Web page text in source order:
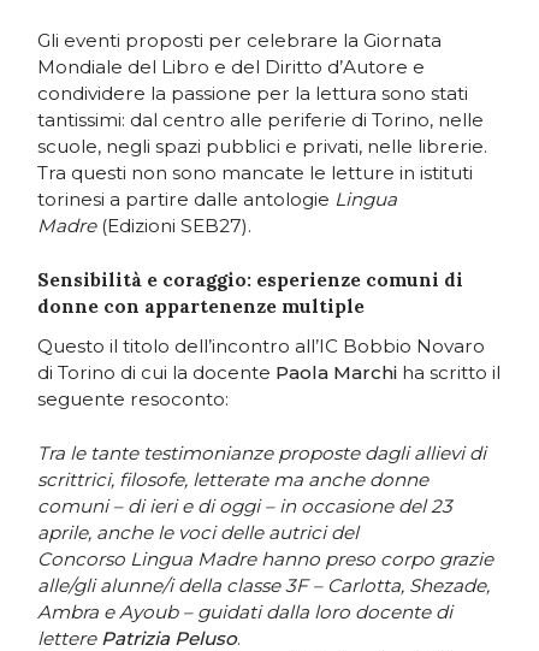
Gli eventi proposti per celebrare la Giornata
Mondiale del Libro e del Diritto d’Autore e
condividere la passione per la lettura sono stati
tantissimi: dal centro alle periferie di Torino, nelle
scuole, negli spazi pubblici e privati, nelle librerie.
Tra questi non sono mancate le letture in istituti
torinesi a partire dalle antologie Lingua
Madre(Edizioni SEB27).
Sensibilità e coraggio: esperienze comuni di
donne con appartenenze multiple
Questo il titolo dell’incontro all’IC Bobbio Novaro
di Torino di cui la docente Paola Marchi ha scritto il
seguente resoconto:
Tra le tante testimonianze proposte dagli allievi di
scrittrici, filosofe, letterate ma anche donne
comuni – di ieri e di oggi – in occasione del 23
aprile, anche le voci delle autrici del
Concorso Lingua Madre hanno preso corpo grazie
alle/gli alunne/i della classe 3F – Carlotta, Shezade,
Ambra e Ayoub – guidati dalla loro docente di
lettere Patrizia Peluso.